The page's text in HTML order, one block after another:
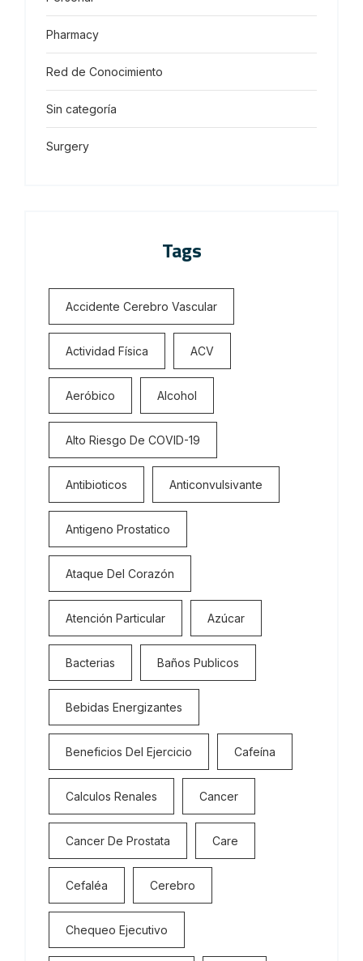
Pharmacy
Red de Conocimiento
Sin categoría
Surgery
Tags
Accidente Cerebro Vascular
Actividad Física ACV
Aeróbico Alcohol
Alto Riesgo De COVID-19
Antibioticos Anticonvulsivante
Antigeno Prostatico
Ataque Del Corazón
Atención Particular Azúcar
Bacterias Baños Publicos
Bebidas Energizantes
Beneficios Del Ejercicio Cafeína
Calculos Renales Cancer
Cancer De Prostata Care
Cefaléa Cerebro
Chequeo Ejecutivo